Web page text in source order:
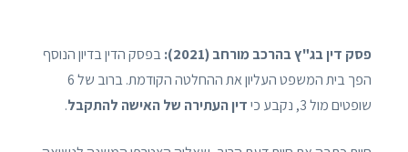
פסק דין בג"ץ בהרכב מורחב (2021):
בפסק הדין בדיון הנוסף
הפך בית המשפט העליון את ההחלטה הקודמת. ברוב של 6
שופטים מול 3, נקבע כי
דין העתירה של האישה להתקבל.